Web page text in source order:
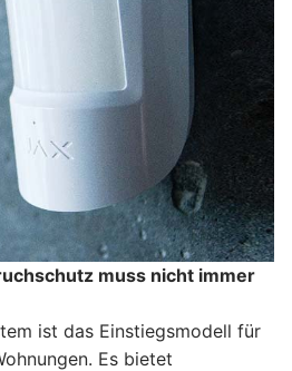
muss nicht immer
ist das Einstiegsmodell für
Es bietet